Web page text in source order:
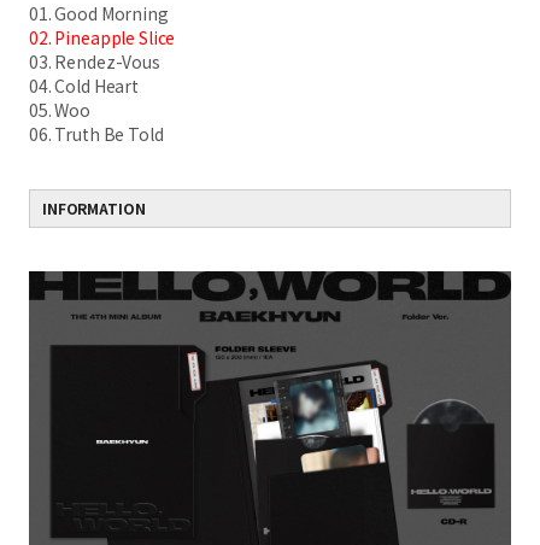
01. Good Morning
02. Pineapple Slice
03. Rendez-Vous
04. Cold Heart
05. Woo
06. Truth Be Told
INFORMATION